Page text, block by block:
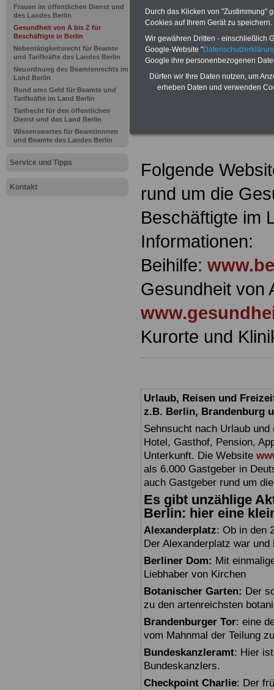
Frauen im öffentlichen Dienst und
des Landes Berlin
Gesundheit von A bis Z für
Beschäftigte in Berlin
Nebentätigkeitsrecht für Beamte
und Tarifkräfte des Landes Berlin
Neuordnung des Beamtenrechts im
Land Berlin
Rund ums Geld für Beamte und
Tarifkräfte im Land Berlin
Tarifrecht für den öffentlichen
Dienst und das Land Berlin
Wissenswertes für Beamtinnnen
und Beamte des Landes Berlin
Service und Tipps
Kontakt
Sachverhalte verständlich (auch für
terinnen und Mitarbeiter des
Dienstes im
Land
Berlingeeignet)BEHÖRDEN-ABO
bestellen
ACHTUNG Neue Broschüre zum
Teilweise fünfstellige
Beamtinnen & Beamte in Bund und
Folgende
rund um die
Beschäftigte im
Informationen:
Beihilfe:
Gesundheit von
Kurorte und
Urlaub, Reisen und
z.B. Berlin, Brandenburg
Sehnsucht nach Urlaub
Hotel, Gasthof, Pension,
Unterkunft. Die Website
als 6.000 Gastgeber in
auch Gastgeber rund um
Es gibt unzählige
Berlin: hier eine
Alexanderplatz: Ob in den
Der Alexanderplatz war
Berliner Dom: Mit
Liebhaber von Kirchen
Botanischer Garten: Der
zu den artenreichsten
Brandenburger Tor: eine
vom Mahnmal der Teilung
Bundeskanzleramt: Hier
Bundeskanzlers.
Checkpoint Charlie: Der
Durch das Klicken von "Zustimmung"
Cookies auf Ihrem Gerät zu speichern.
Wir gewähren Dritten - einschließlich
Google-Website "
Google ihre personenbezogenen
Dürfen wir Ihre Daten nutzen, um
erheben Daten und verwenden